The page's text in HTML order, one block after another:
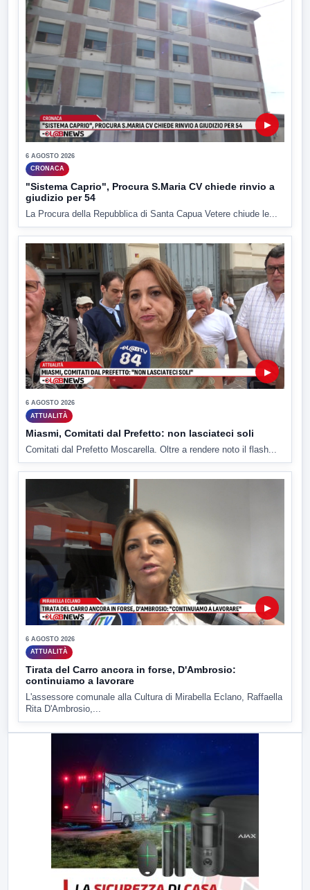
▶
6 AGOSTO 2026
CRONACA
"Sistema Caprio", Procura S.Maria CV chiede rinvio a
giudizio per 54
La Procura della Repubblica di Santa Capua Vetere chiude le...
▶
6 AGOSTO 2026
ATTUALITÀ
Miasmi, Comitati dal Prefetto: non lasciateci soli
Comitati dal Prefetto Moscarella. Oltre a rendere noto il flash...
▶
6 AGOSTO 2026
ATTUALITÀ
Tirata del Carro ancora in forse, D'Ambrosio:
continuiamo a lavorare
L'assessore comunale alla Cultura di Mirabella Eclano, Raffaella
Rita D'Ambrosio,...